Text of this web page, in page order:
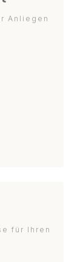
Anliegen
für Ihren